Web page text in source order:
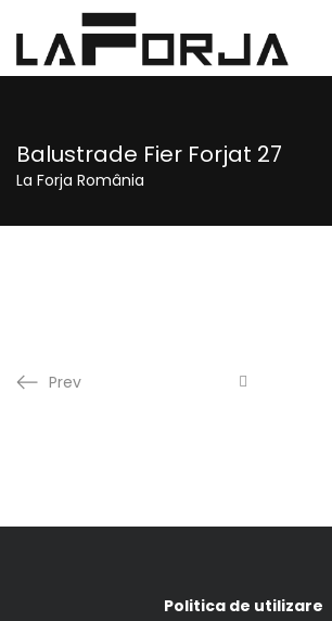
Balustrade Fier Forjat 27
La Forja România
Prev
Politica de utilizare